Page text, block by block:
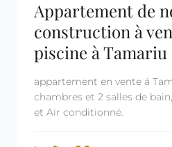
Appartement de
construction à
piscine à Tamariu
appartement en vente á
chambres et 2 salles de
et Air conditionné.